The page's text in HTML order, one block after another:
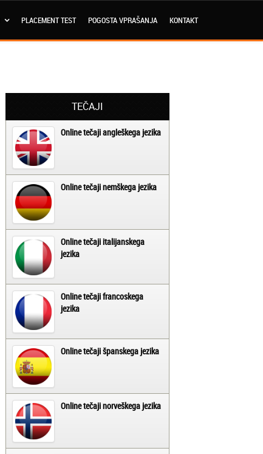
PLACEMENT TEST POGOSTA VPRAŠANJA KONTAKT
TEČAJI
Online tečaji angleškega jezika
Online tečaji nemškega jezika
Online tečaji italijanskega
jezika
Online tečaji francoskega
jezika
Online tečaji španskega jezika
Online tečaji norveškega jezika